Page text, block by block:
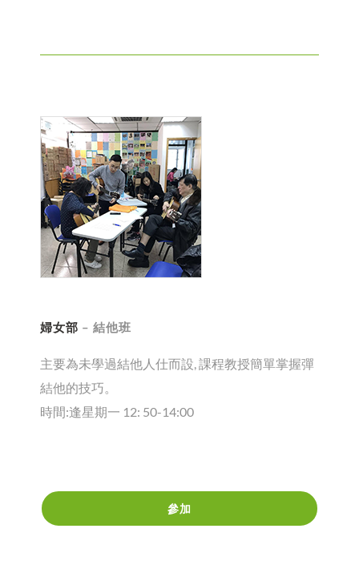
婦女部 – 結他班
主要為未學過結他人仕而設, 課程教授簡單掌握彈
結他的技巧。
時間:逢星期一 12: 50-14:00
參加